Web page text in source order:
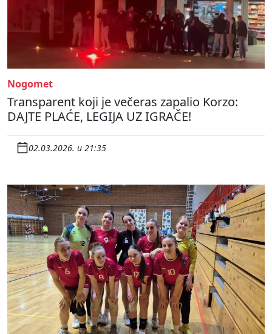
Nogomet
Transparent koji je večeras zapalio Korzo:
DAJTE PLAĆE, LEGIJA UZ IGRAČE!
02.03.2026. u 21:35